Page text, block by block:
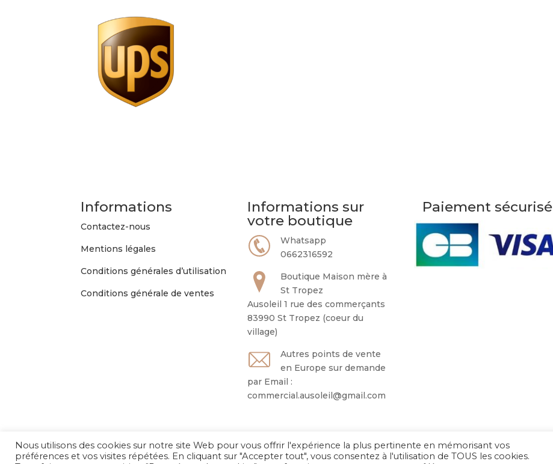
Informations
Contactez-nous
Mentions légales
Conditions générales d’utilisation
Conditions générale de ventes
Informations sur
votre boutique
Whatsapp
0662316592
Boutique Maison mère à
St Tropez
Ausoleil 1 rue des commerçants
83990 St Tropez (coeur du
village)
Autres points de vente
en Europe sur demande
par Email :
commercial.ausoleil@gmail.com
Paiement sécurisé
Au Soleil de Saint Tropez 2026– Tous droits réservés
Nous utilisons des cookies sur notre site Web pour vous offrir l'expérience la plus pertinente en mémorisant vos
préférences et vos visites répétées. En cliquant sur "Accepter tout", vous consentez à l'utilisation de TOUS les cookies.